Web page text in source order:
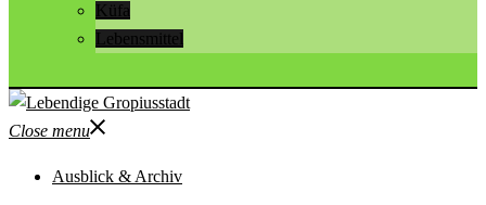
Küfa
Lebensmittel
Close menu
Ausblick & Archiv